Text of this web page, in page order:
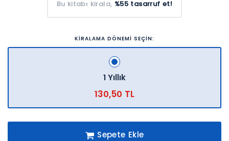
Bu kitabı kirala, %55 tasarruf et!
KİRALAMA DÖNEMİ SEÇİN:
1 Yıllık
130,50 TL
Sepete Ekle